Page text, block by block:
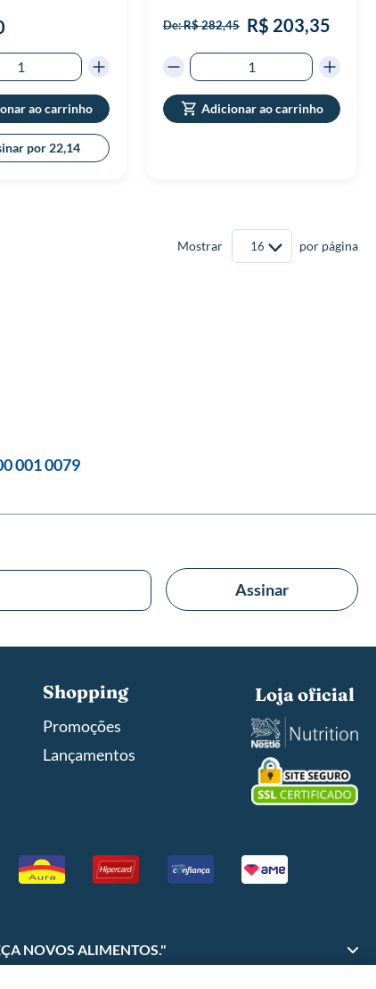
ao carrinho
por 22,14
De:R$ 282,45 R$ 203,35
Adicionar ao carrinho
Mostrar por página
001 0079
Assinar
Shopping
Promoções
Lançamentos
Loja oficial
NOVOS ALIMENTOS."